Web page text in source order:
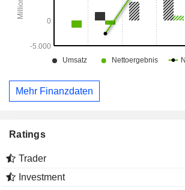
Mehr Finanzdaten
Ratings
Trader
Investment